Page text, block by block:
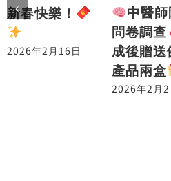
新春快樂！
2026年2月16日
中醫
問卷調查
成後贈送
產品兩盒
2026年2月2